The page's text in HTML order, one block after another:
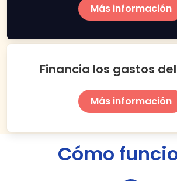
Más información
Financia los gastos
Más información
Cómo